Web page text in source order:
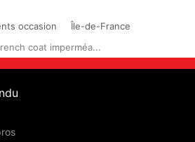
occasion
Île-de-France
coat imperméa...